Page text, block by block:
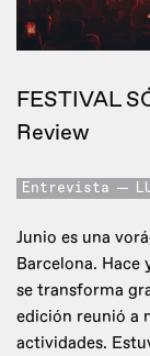
FESTIVAL
Review
Entrevista
Junio es una
Barcelona.
se transforma
edición reunió a
actividades.